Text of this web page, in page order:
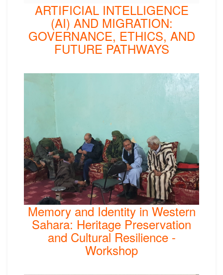
ARTIFICIAL INTELLIGENCE
(AI) AND MIGRATION:
GOVERNANCE, ETHICS, AND
FUTURE PATHWAYS
Memory and Identity in Western
Sahara: Heritage Preservation
and Cultural Resilience -
Workshop